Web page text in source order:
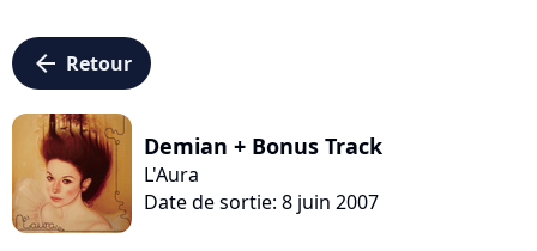
arrow_left Retour
Demian + Bonus Track
L'Aura
Date de sortie: 8 juin 2007